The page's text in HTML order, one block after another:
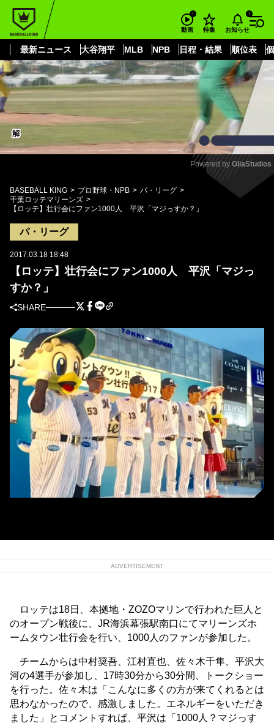
動画 特集 お知らせ
最新ニュース 大谷翔平 MLB NPB 日程・結果 順位表
もっと見る
Mute
Powered by GliaStudios
BASEBALL KING プロ野球・NPB
パ・リーグ
千葉ロッテマリーンズ
【ロッテ】壮行会にファン1000人 平沢「マジっすか？」
パ・リーグ
2017.03.18 18:48
【ロッテ】壮行会にファン1000人 平沢「マジっ
すか？」
SHARE
ADVERTISEMENT
ロッテは18日、本拠地・ZOZOマリンで行われた巨人と
のオープン戦後に、JR海浜幕張駅南口にてマリーンズホ
ームタウン壮行会を行い、1000人のファンが参加した。
チームからは中村奨吾、江村直也、佐々木千隼、平沢大
河の4選手が参加し、17時30分から30分間、トークショー
を行った。佐々木は「こんなに多くの方が来てくれるとは
思わなかったので、感激しました。エネルギーをいただき
ました」とコメントすれば、平沢は「1000人？マジっす